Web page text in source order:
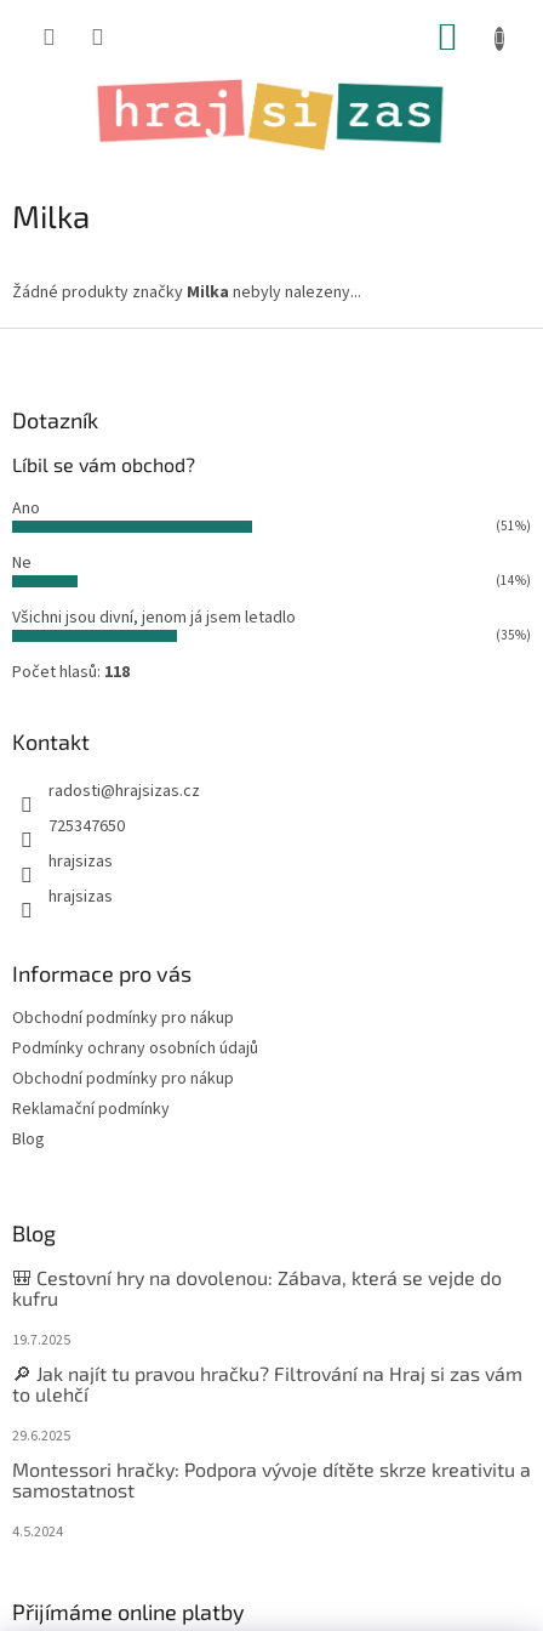
Milka
Žádné produkty značky Milka nebyly nalezeny...
Dotazník
Líbil se vám obchod?
Ano
(51%)
Ne
(14%)
Všichni jsou divní, jenom já jsem letadlo
(35%)
Počet hlasů: 118
Kontakt
radosti@hrajsizas.cz
725347650
hrajsizas
hrajsizas
Informace pro vás
Obchodní podmínky pro nákup
Podmínky ochrany osobních údajů
Obchodní podmínky pro nákup
Reklamační podmínky
Blog
Blog
🎒 Cestovní hry na dovolenou: Zábava, která se vejde do
kufru
19.7.2025
🔎 Jak najít tu pravou hračku? Filtrování na Hraj si zas vám
to ulehčí
29.6.2025
Montessori hračky: Podpora vývoje dítěte skrze kreativitu a
samostatnost
4.5.2024
Přijímáme online platby